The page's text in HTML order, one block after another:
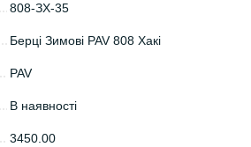
808-ЗХ-35
Берці Зимові PAV 808 Хакі
PAV
В наявності
3450.00